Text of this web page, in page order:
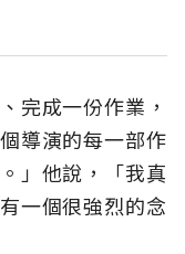
完成一份作業，
導演的每一部作
」他說，「我真
一個很強烈的念